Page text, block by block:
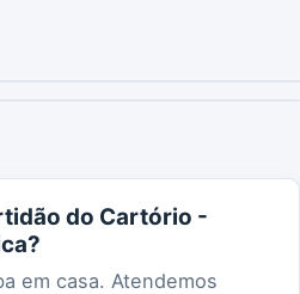
do Cartório -
em casa. Atendemos